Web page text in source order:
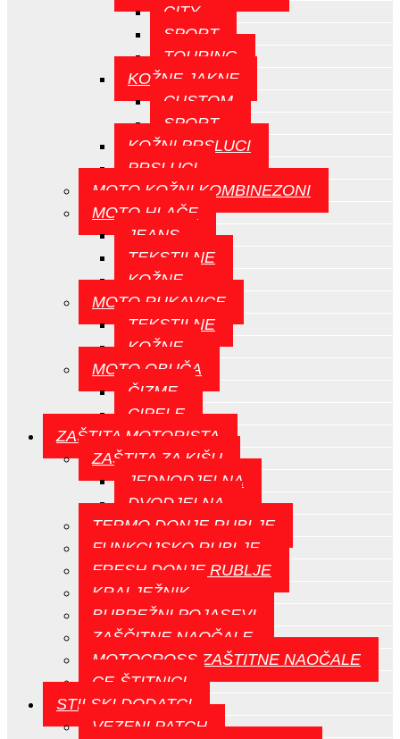
CITY
SPORT
TOURING
KOŽNE JAKNE
CUSTOM
SPORT
KOŽNI PRSLUCI
PRSLUCI
MOTO KOŽNI KOMBINEZONI
MOTO HLAČE
JEANS
TEKSTILNE
KOŽNE
MOTO RUKAVICE
TEKSTILNE
KOŽNE
MOTO OBUČA
ČIZME
CIPELE
ZAŠTITA MOTORISTA
ZAŠTITA ZA KIŠU
JEDNODJELNA
DVODJELNA
TERMO DONJE RUBLJE
FUNKCIJSKO RUBLJE
FRESH DONJE RUBLJE
KRALJEŽNIK
BUBREŽNI POJASEVI
ZAŠČITNE NAOČALE
MOTOCROSS ZAŠTITNE NAOČALE
CE-ŠTITNICI
STILSKI DODATCI
VEZENI PATCH